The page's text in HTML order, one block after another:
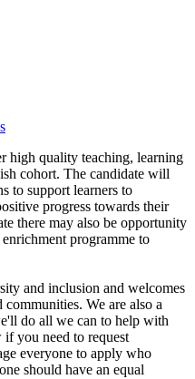
high quality teaching, learning
cohort. The candidate will
to support learners to
progress towards their
there may also be opportunity
programme to
and inclusion and welcomes
We are also a
do all we can to help with
you need to request
everyone to apply who
should have an equal